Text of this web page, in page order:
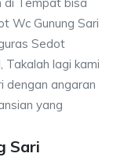
Wc Gunung Sari
Sedot
Takalah lagi kami
dengan angaran
yang
Sari